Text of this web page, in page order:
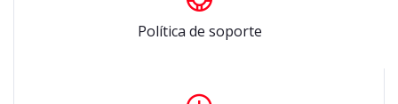
Política de soporte